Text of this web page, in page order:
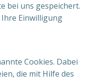
bei uns gespeichert.
Einwilligung
Cookies. Dabei
die mit Hilfe des